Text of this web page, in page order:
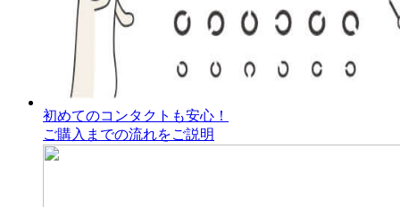
初めてのコンタクトも安心！
ご購入までの流れをご説明